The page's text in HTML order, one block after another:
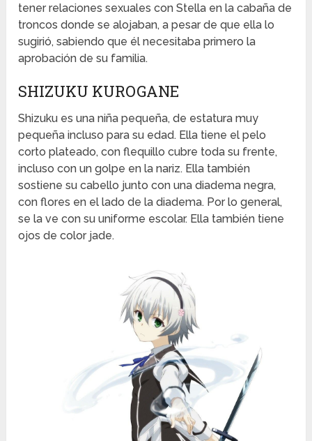
tener relaciones sexuales con Stella en la cabaña de
troncos donde se alojaban, a pesar de que ella lo
sugirió, sabiendo que él necesitaba primero la
aprobación de su familia.
SHIZUKU KUROGANE
Shizuku es una niña pequeña, de estatura muy
pequeña incluso para su edad. Ella tiene el pelo
corto plateado, con flequillo cubre toda su frente,
incluso con un golpe en la nariz. Ella también
sostiene su cabello junto con una diadema negra,
con flores en el lado de la diadema. Por lo general,
se la ve con su uniforme escolar. Ella también tiene
ojos de color jade.